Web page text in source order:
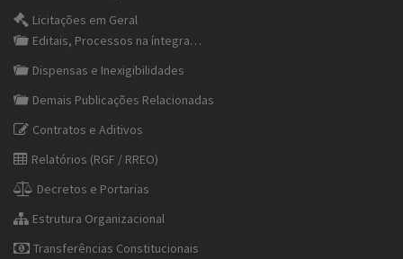
Licitações em Geral
Editais, Processos na íntegra…
Dispensas e Inexigibilidades
Demais Publicações Relacionadas
Contratos e Aditivos
Relatórios (RGF / RREO)
Decretos e Portarias
Estrutura Organizacional
Transferências Constitucionais